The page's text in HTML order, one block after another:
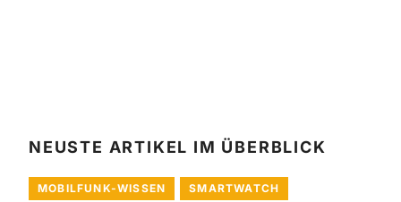
NEUSTE ARTIKEL IM ÜBERBLICK
MOBILFUNK-WISSEN SMARTWATCH